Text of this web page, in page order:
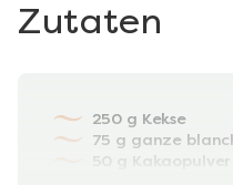
Zutaten
250 g Kekse
75 g ganze
50 g Kakaopulver